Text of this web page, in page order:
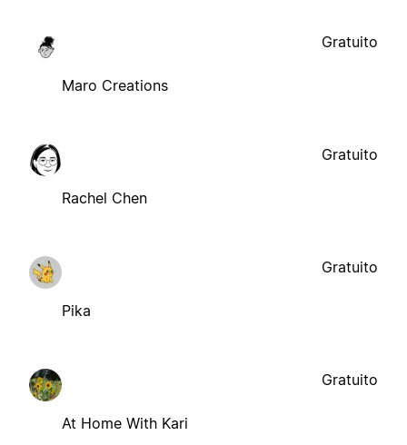
Maro Creations
Gratuito
Rachel Chen
Gratuito
Pika
Gratuito
At Home With Kari
Gratuito